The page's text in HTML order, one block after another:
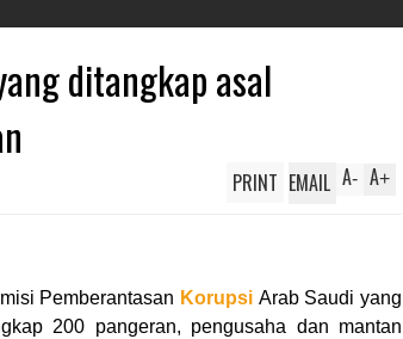
ditangkap asal
A+
A-
PRINT EMAIL
Pemberantasan Korupsi Arab Saudi yang
200 pangeran, pengusaha dan mantan